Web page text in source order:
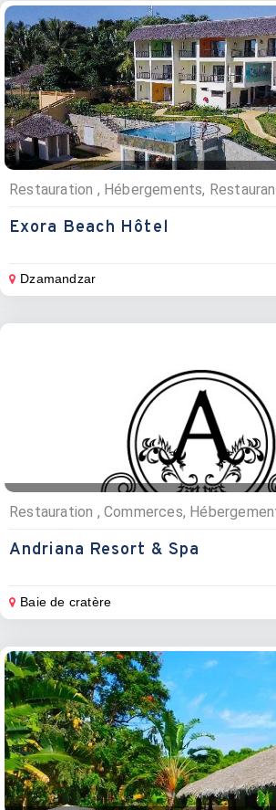
Restauration , Hébergements,
Exora Beach Hôtel
Dzamandzar
Andriana Resort & Spa
Baie de cratère